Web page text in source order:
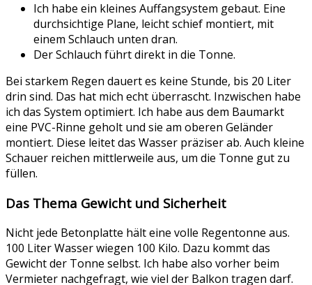
Ich habe ein kleines Auffangsystem gebaut. Eine
durchsichtige Plane, leicht schief montiert, mit
einem Schlauch unten dran.
Der Schlauch führt direkt in die Tonne.
Bei starkem Regen dauert es keine Stunde, bis 20 Liter
drin sind. Das hat mich echt überrascht. Inzwischen habe
ich das System optimiert. Ich habe aus dem Baumarkt
eine PVC-Rinne geholt und sie am oberen Geländer
montiert. Diese leitet das Wasser präziser ab. Auch kleine
Schauer reichen mittlerweile aus, um die Tonne gut zu
füllen.
Das Thema Gewicht und Sicherheit
Nicht jede Betonplatte hält eine volle Regentonne aus.
100 Liter Wasser wiegen 100 Kilo. Dazu kommt das
Gewicht der Tonne selbst. Ich habe also vorher beim
Vermieter nachgefragt, wie viel der Balkon tragen darf.